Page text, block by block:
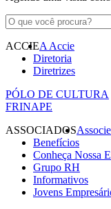
ACCIEA Accie
Diretoria
Diretrizes
PÓLO DE CULTURA
FRINAPE
ASSOCIADOS
Benefícios
Conheça Nossa
Grupo RH
Informativos
Jovens